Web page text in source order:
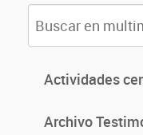
Actividades
Archivo